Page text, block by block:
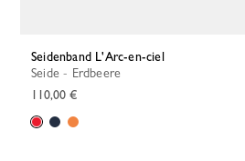
Seidenband L'Arc-en-ciel
Seide - Erdbeere
110,00 €